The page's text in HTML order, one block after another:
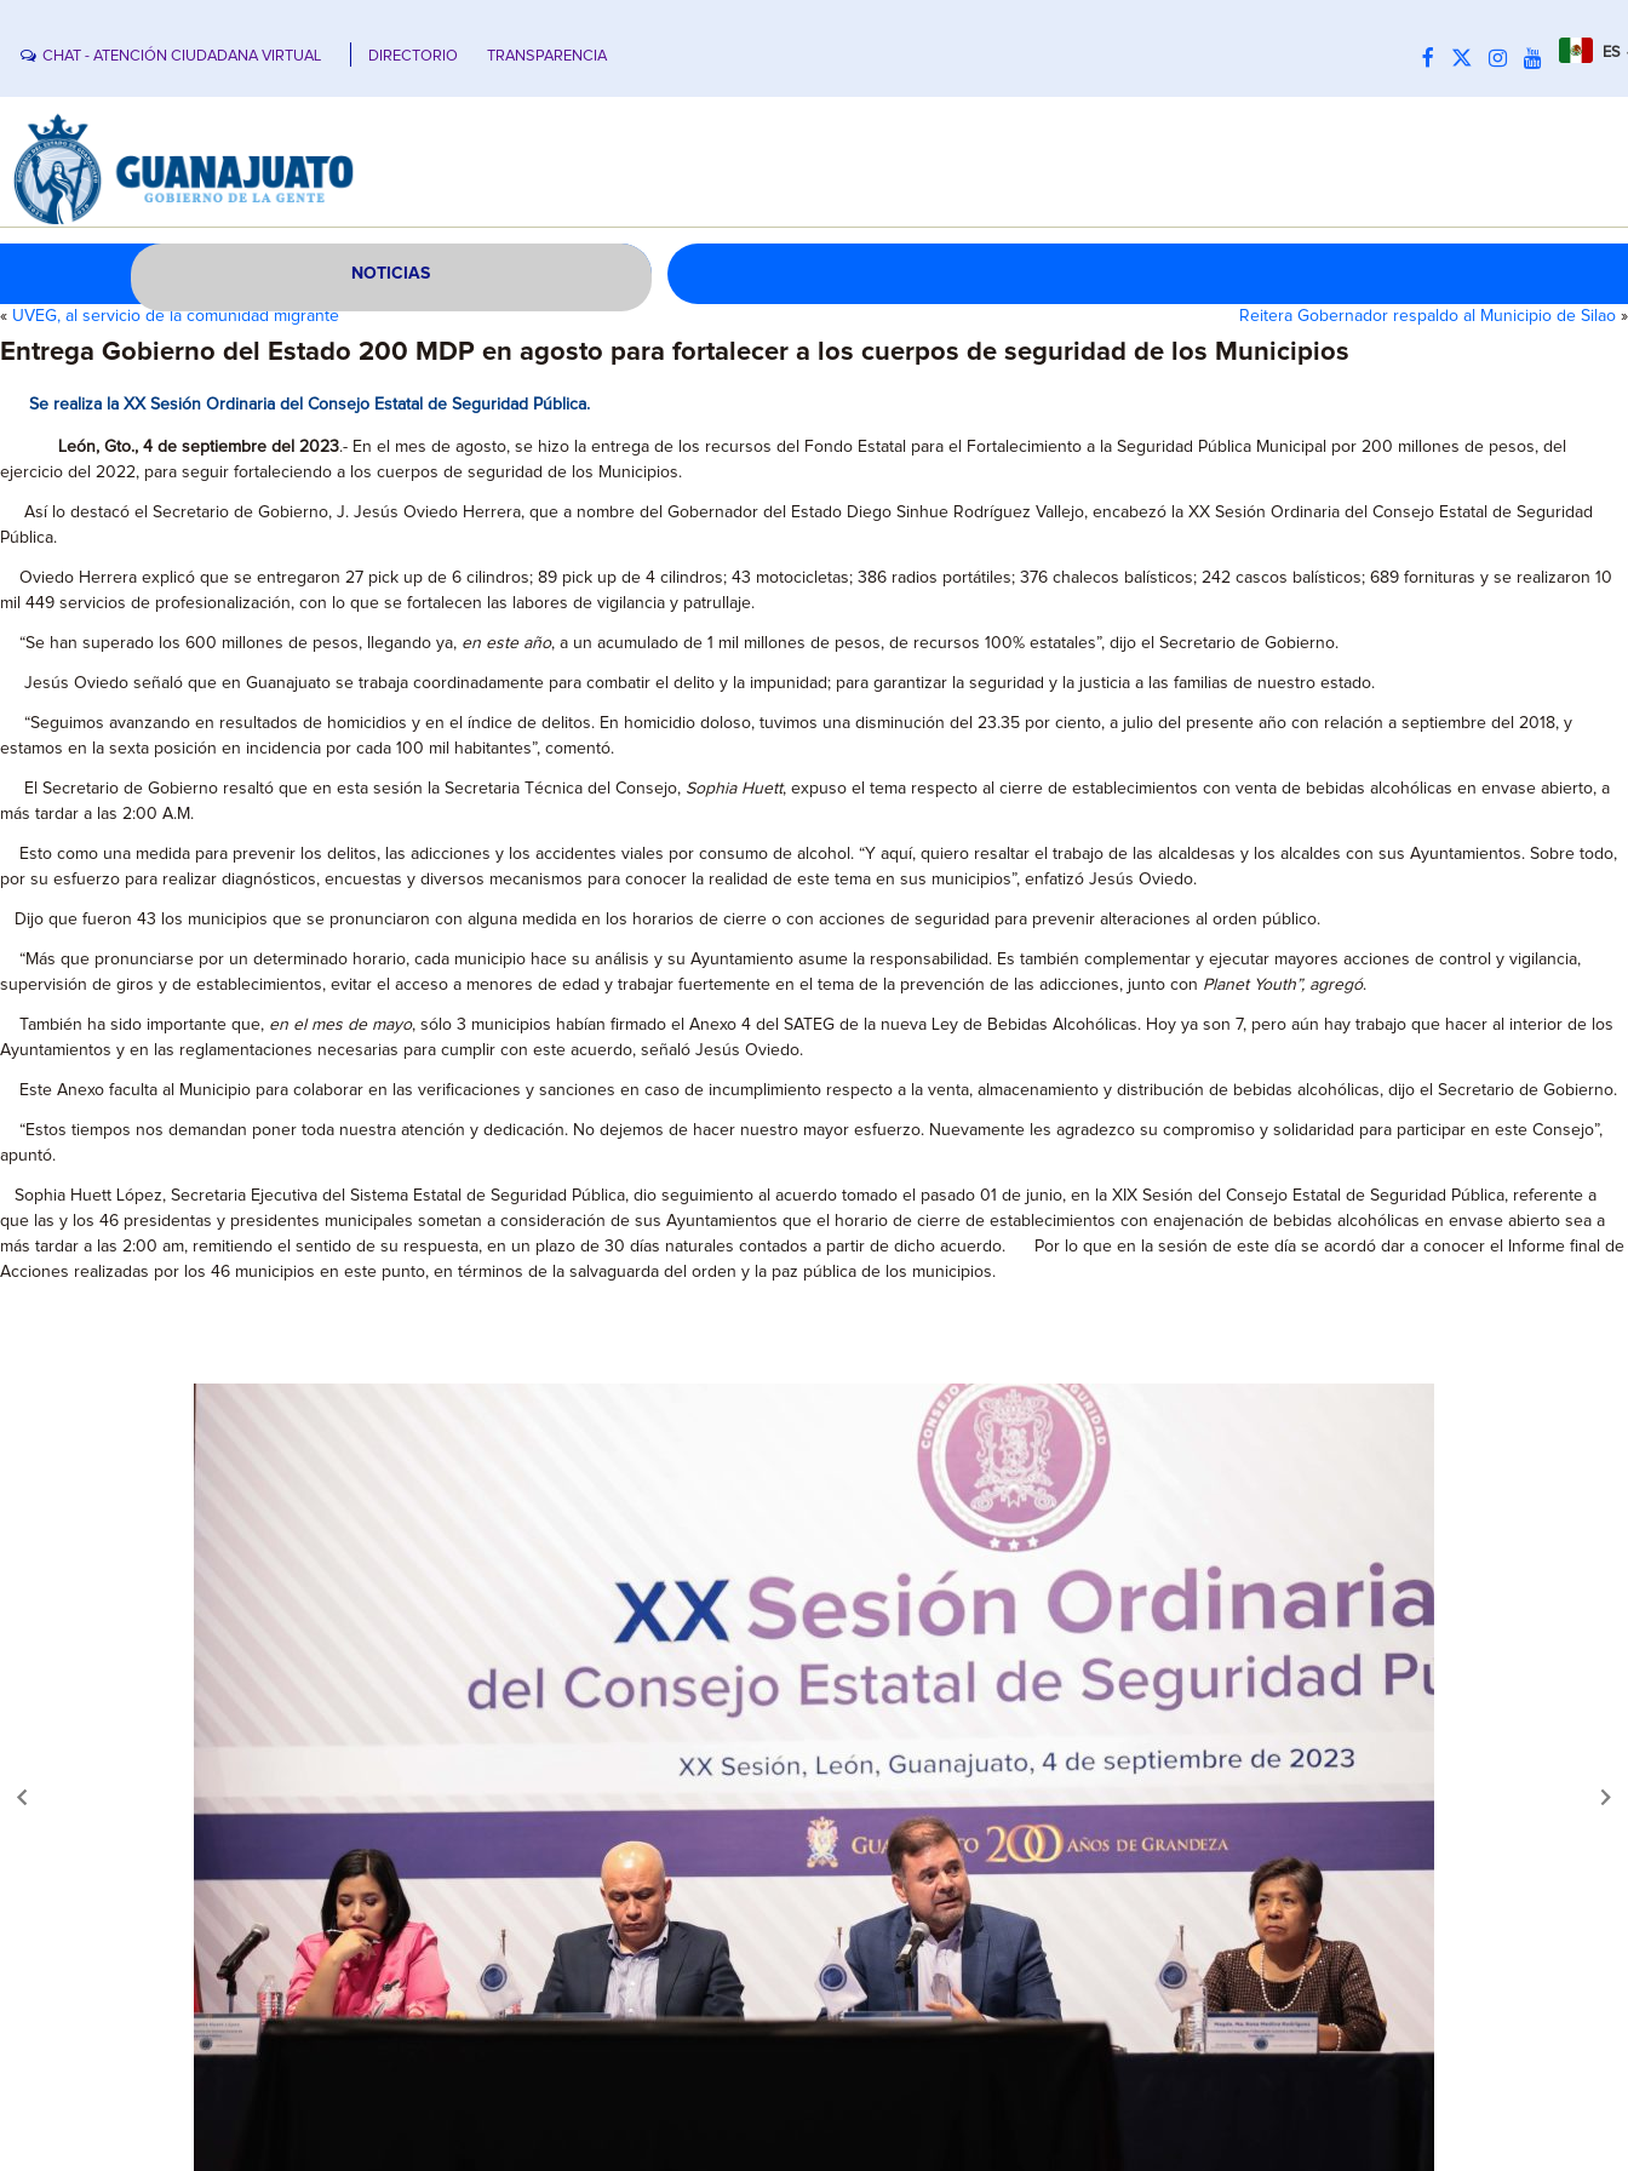
CHAT - ATENCIÓN CIUDADANA VIRTUAL DIRECTORIO TRANSPARENCIA ES
NOTICIAS
« UVEG, al servicio de la comunidad migrante Reitera Gobernador respaldo al Municipio de Silao »
Entrega Gobierno del Estado 200 MDP en agosto para fortalecer a los cuerpos de seguridad de los Municipios
Se realiza la XX Sesión Ordinaria del Consejo Estatal de Seguridad Pública.
León, Gto., 4 de septiembre del 2023.- En el mes de agosto, se hizo la entrega de los recursos del Fondo Estatal para el Fortalecimiento a la Seguridad Pública Municipal por 200 millones de pesos, del
ejercicio del 2022, para seguir fortaleciendo a los cuerpos de seguridad de los Municipios.
Así lo destacó el Secretario de Gobierno, J. Jesús Oviedo Herrera, que a nombre del Gobernador del Estado Diego Sinhue Rodríguez Vallejo, encabezó la XX Sesión Ordinaria del Consejo Estatal de Seguridad
Pública.
Oviedo Herrera explicó que se entregaron 27 pick up de 6 cilindros; 89 pick up de 4 cilindros; 43 motocicletas; 386 radios portátiles; 376 chalecos balísticos; 242 cascos balísticos; 689 fornituras y se realizaron 10
mil 449 servicios de profesionalización, con lo que se fortalecen las labores de vigilancia y patrullaje.
“Se han superado los 600 millones de pesos, llegando ya, en este año, a un acumulado de 1 mil millones de pesos, de recursos 100% estatales”, dijo el Secretario de Gobierno.
Jesús Oviedo señaló que en Guanajuato se trabaja coordinadamente para combatir el delito y la impunidad; para garantizar la seguridad y la justicia a las familias de nuestro estado.
“Seguimos avanzando en resultados de homicidios y en el índice de delitos. En homicidio doloso, tuvimos una disminución del 23.35 por ciento, a julio del presente año con relación a septiembre del 2018, y
estamos en la sexta posición en incidencia por cada 100 mil habitantes”, comentó.
El Secretario de Gobierno resaltó que en esta sesión la Secretaria Técnica del Consejo, Sophia Huett, expuso el tema respecto al cierre de establecimientos con venta de bebidas alcohólicas en envase abierto, a
más tardar a las 2:00 A.M.
Esto como una medida para prevenir los delitos, las adicciones y los accidentes viales por consumo de alcohol. “Y aquí, quiero resaltar el trabajo de las alcaldesas y los alcaldes con sus Ayuntamientos. Sobre todo,
por su esfuerzo para realizar diagnósticos, encuestas y diversos mecanismos para conocer la realidad de este tema en sus municipios”, enfatizó Jesús Oviedo.
Dijo que fueron 43 los municipios que se pronunciaron con alguna medida en los horarios de cierre o con acciones de seguridad para prevenir alteraciones al orden público.
“Más que pronunciarse por un determinado horario, cada municipio hace su análisis y su Ayuntamiento asume la responsabilidad. Es también complementar y ejecutar mayores acciones de control y vigilancia,
supervisión de giros y de establecimientos, evitar el acceso a menores de edad y trabajar fuertemente en el tema de la prevención de las adicciones, junto con Planet Youth”, agregó.
También ha sido importante que, en el mes de mayo, sólo 3 municipios habían firmado el Anexo 4 del SATEG de la nueva Ley de Bebidas Alcohólicas. Hoy ya son 7, pero aún hay trabajo que hacer al interior de los
Ayuntamientos y en las reglamentaciones necesarias para cumplir con este acuerdo, señaló Jesús Oviedo.
Este Anexo faculta al Municipio para colaborar en las verificaciones y sanciones en caso de incumplimiento respecto a la venta, almacenamiento y distribución de bebidas alcohólicas, dijo el Secretario de Gobierno.
“Estos tiempos nos demandan poner toda nuestra atención y dedicación. No dejemos de hacer nuestro mayor esfuerzo. Nuevamente les agradezco su compromiso y solidaridad para participar en este Consejo”,
apuntó.
Sophia Huett López, Secretaria Ejecutiva del Sistema Estatal de Seguridad Pública, dio seguimiento al acuerdo tomado el pasado 01 de junio, en la XIX Sesión del Consejo Estatal de Seguridad Pública, referente a
que las y los 46 presidentas y presidentes municipales sometan a consideración de sus Ayuntamientos que el horario de cierre de establecimientos con enajenación de bebidas alcohólicas en envase abierto sea a
más tardar a las 2:00 am, remitiendo el sentido de su respuesta, en un plazo de 30 días naturales contados a partir de dicho acuerdo. Por lo que en la sesión de este día se acordó dar a conocer el Informe final de
Acciones realizadas por los 46 municipios en este punto, en términos de la salvaguarda del orden y la paz pública de los municipios.